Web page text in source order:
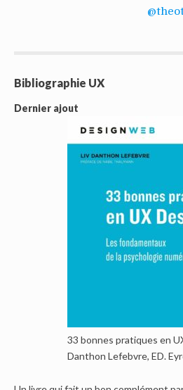
Bibliographie UX
Dernier ajout
33 bonnes pratiques en
Danthon Lefebvre, ED.